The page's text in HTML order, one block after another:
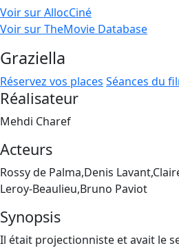
Voir sur AllocCiné
Voir sur TheMovie Database
Graziella
Réservez vos places Séances du
Réalisateur
Mehdi Charef
Acteurs
Rossy de Palma,Denis
Leroy-Beaulieu,Bruno Paviot
Synopsis
Il était projectionniste et avait le